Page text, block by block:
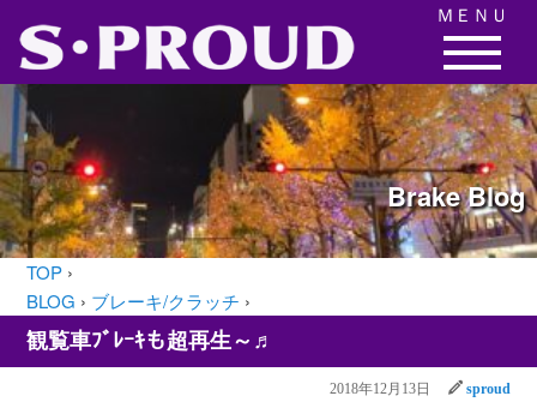
BrakeBlog
TOP ›
BLOG › ブレーキ/クラッチ ›
観覧車ﾌﾞﾚｰｷも超再生～♬
2018年12月13日 sproud
ＭＥＮＵ